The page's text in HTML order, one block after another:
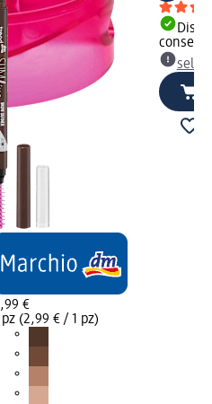
€
pz (2,99 € / 1 pz)